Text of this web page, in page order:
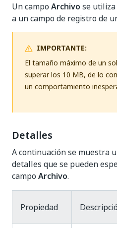
Un campo Archivo se
a un campo de registro de
IMPORTANTE:
El tamaño máximo de un
superar los 10 MB, de lo
un comportamiento
Detalles
A continuación se muestra
detalles que se pueden
campo Archivo.
Propiedad